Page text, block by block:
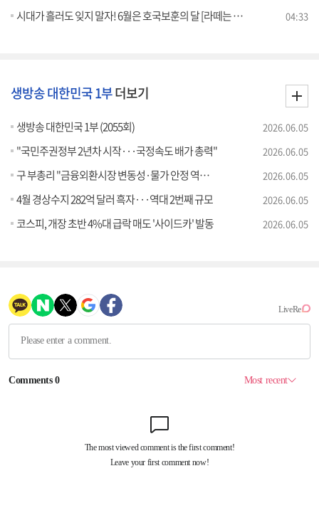
시대가 흘러도 잊지 말자! 6월은 호국보훈의 달 [라떼는 뉴우스] 04:33
생방송 대한민국 1부더보기
생방송 대한민국 1부 (2055회) 2026.06.05
"국민주권정부 2년차 시작···국정속도 배가 총력" 2026.06.05
구 부총리 "금융외환시장 변동성·물가 안정 역량 집중" 2026.06.05
4월 경상수지 282억 달러 흑자···역대 2번째 규모 2026.06.05
코스피, 개장 초반 4%대 급락 매도 '사이드카' 발동 2026.06.05